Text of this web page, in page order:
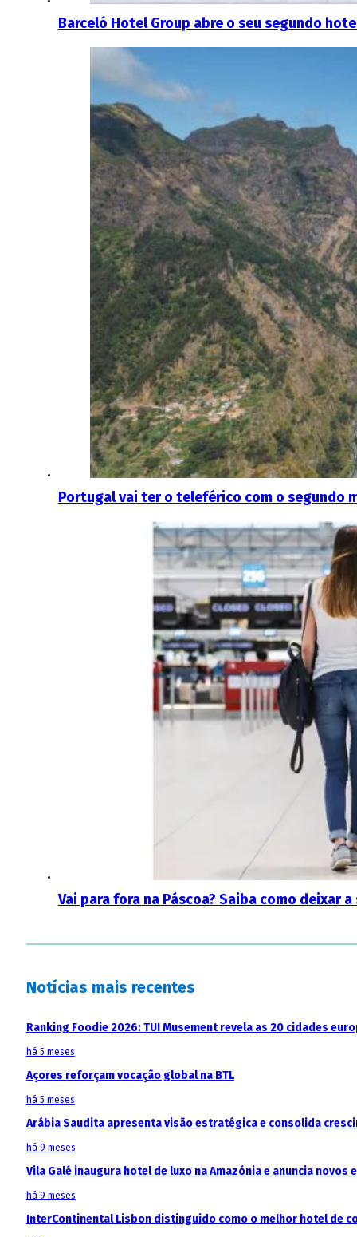
Barceló Hotel Group abre o seu segundo
Portugal vai ter o teleférico com o segundo
Vai para fora na Páscoa? Saiba como deixar
Notícias mais recentes
Ranking Foodie 2026: TUI Musement revela as 20 cidades
há 5 meses
Açores reforçam vocação global na BTL
há 5 meses
Arábia Saudita apresenta visão estratégica e consolida
há 9 meses
Vila Galé inaugura hotel de luxo na Amazónia e anuncia
há 9 meses
InterContinental Lisbon distinguido como o melhor hotel de